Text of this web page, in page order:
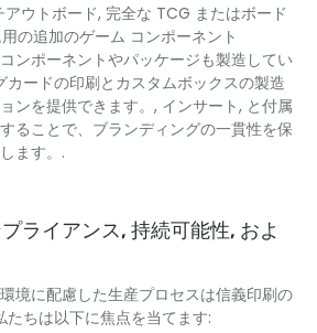
アウトボード, 完全な TCG またはボード
の追加のゲーム コンポーネント
ンポーネントやパッケージも製造してい
カードの印刷とカスタムボックスの製造
ンを提供できます。, インサート, と付属
ることで、ブランディングの一貫性を保
ます。.
ライアンス, 持続可能性, およ
境に配慮した生産プロセスは信義印刷の
ちは以下に焦点を当てます: